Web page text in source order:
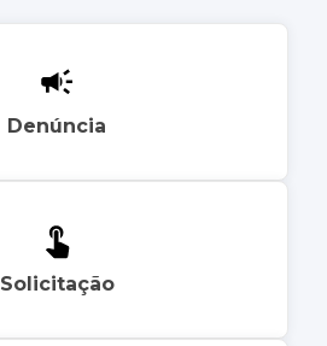
Denúncia
Solicitação